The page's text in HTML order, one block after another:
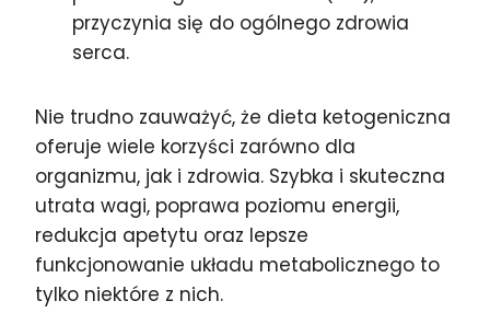
przyczynia się do ogólnego zdrowia
serca.
Nie trudno zauważyć, że dieta ketogeniczna
oferuje wiele korzyści zarówno dla
organizmu, jak i zdrowia. Szybka i skuteczna
utrata wagi, poprawa poziomu energii,
redukcja apetytu oraz lepsze
funkcjonowanie układu metabolicznego to
tylko niektóre z nich.